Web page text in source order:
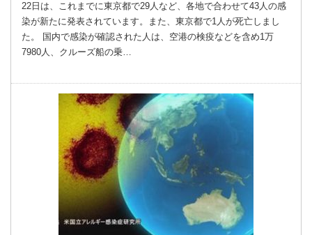
22日は、これまでに東京都で29人など、各地で合わせて43人の感
染が新たに発表されています。また、東京都で1人が死亡しまし
た。 国内で感染が確認された人は、空港の検疫などを含め1万
7980人、クルーズ船の乗…